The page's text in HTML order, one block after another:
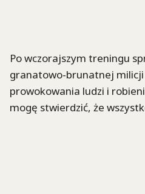
Po wczorajszym treningu
granatowo-brunatnej milicji
prowokowania ludzi i
mogę stwierdzić, że